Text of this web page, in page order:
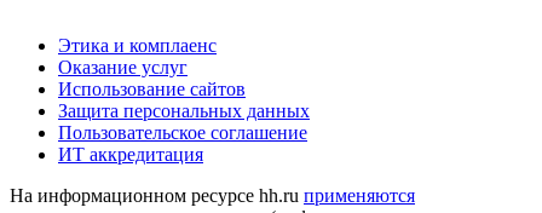
Этика и комплаенс
Оказание услуг
Использование сайтов
Защита персональных данных
Пользовательское соглашение
ИТ аккредитация
На информационном ресурсе hh.ru применяются